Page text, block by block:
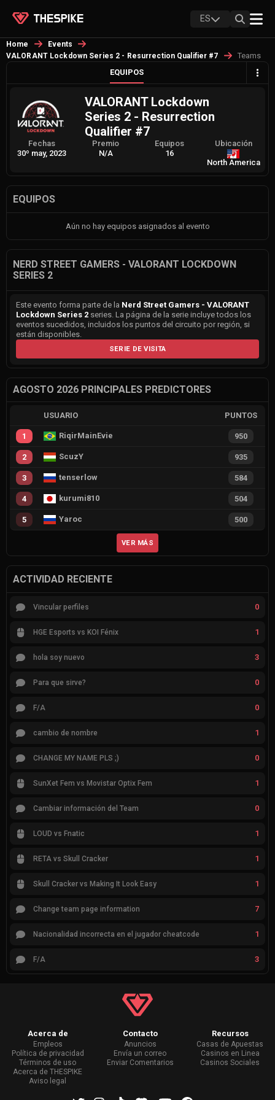
ES
Home
Events
VALORANT Lockdown Series 2 - Resurrection Qualifier #7
Teams
EQUIPOS
VALORANT Lockdown
Series 2 - Resurrection
Qualifier #7
Fechas
30º may, 2023
Premio
N/A
Equipos
16
Ubicación
North America
EQUIPOS
Aún no hay equipos asignados al evento
NERD STREET GAMERS - VALORANT LOCKDOWN
SERIES 2
Este evento forma parte de la Nerd Street Gamers - VALORANT
Lockdown Series 2 series. La página de la serie incluye todos los
eventos sucedidos, incluidos los puntos del circuito por región, si
están disponibles.
SERIE DE VISITA
AGOSTO 2026 PRINCIPALES PREDICTORES
USUARIO PUNTOS
1 RiqirMainEvie 950
2 ScuzY 935
3 tenserlow 584
4 kurumi810 504
5 Yaroc 500
VER MÁS
ACTIVIDAD RECIENTE
Vincular perfiles 0
HGE Esports vs KOI Fénix 1
hola soy nuevo 3
Para que sirve? 0
F/A 0
cambio de nombre 1
CHANGE MY NAME PLS ;) 0
SunXet Fem vs Movistar Optix Fem 1
Cambiar información del Team 0
LOUD vs Fnatic 1
RETA vs Skull Cracker 1
Skull Cracker vs Making It Look Easy 1
Change team page information 7
Nacionalidad incorrecta en el jugador cheatcode 1
F/A 3
Acerca de
Empleos
Política de privacidad
Términos de uso
Acerca de THESPIKE
Aviso legal
Contacto
Anuncios
Envía un correo
Enviar Comentarios
Recursos
Casas de Apuestas
Casinos en Linea
Casinos Sociales